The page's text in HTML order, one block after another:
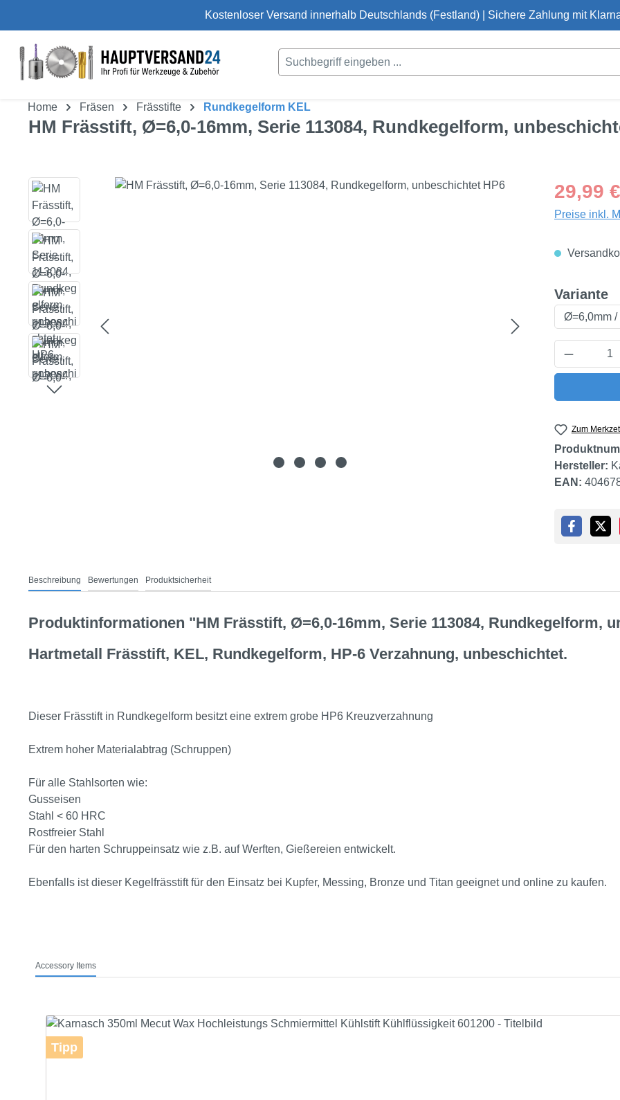
Kostenloser Versand innerhalb Deutschlands (Festland) | Sichere Zahlung mit
Home Fräsen Frässtifte Rundkegelform KEL
HM Frässtift, Ø=6,0-16mm, Serie 113084, Rundkegelform,
Bildergalerie überspringen Regulärer
29,99 €
Preise inkl.
Variante
Zum
Hersteller:
EAN:
Beschreibung Bewertungen Produktsicherheit
Produktinformationen "HM Frässtift, Ø=6,0-16mm, Serie 113084, Rundkegelform,
Hartmetall Frässtift, KEL, Rundkegelform, HP-6 Verzahnung, unbeschichtet.
Dieser Frässtift in Rundkegelform besitzt eine extrem grobe HP6 Kreuzverzahnung
Extrem hoher Materialabtrag (Schruppen)
Für alle Stahlsorten wie:
Gusseisen
Stahl < 60 HRC
Rostfreier Stahl
Für den harten Schruppeinsatz wie z.B. auf Werften, Gießereien entwickelt.
Ebenfalls ist dieser Kegelfrässtift für den Einsatz bei Kupfer, Messing, Bronze und Titan geeignet und online zu kaufen.
Accessory Items
Tipp